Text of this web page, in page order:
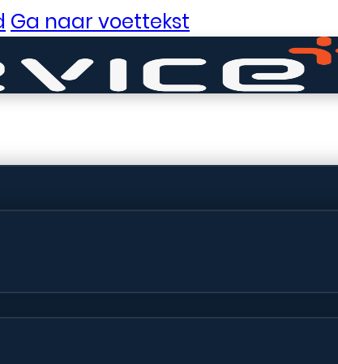
Ga naar voettekst
geweldige
vooruitzicht! Onze winkel